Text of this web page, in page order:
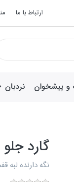
ارتباط با ما
پیشخوان نردبان
گارد
نگه دارنده لبه